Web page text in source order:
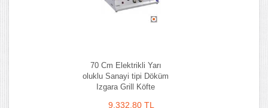
70 Cm Elektrikli Yarı
oluklu Sanayi tipi Döküm
Izgara Grill Köfte
9.332,80 TL